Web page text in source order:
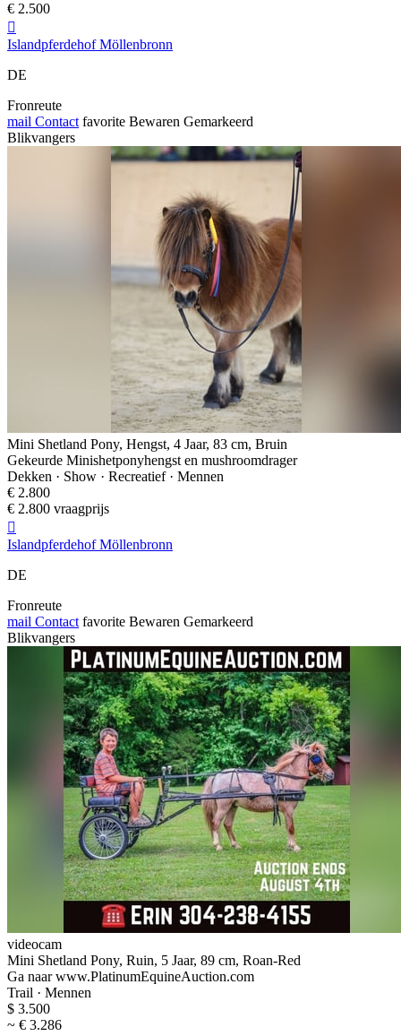
€ 2.500

Islandpferdehof Möllenbronn
DE
Fronreute
mail Contact favorite Bewaren Gemarkeerd
Blikvangers
Mini Shetland Pony, Hengst, 4 Jaar, 83 cm, Bruin
Gekeurde Minishetponyhengst en mushroomdrager
Dekken · Show · Recreatief · Mennen
€ 2.800
€ 2.800 vraagprijs

Islandpferdehof Möllenbronn
DE
Fronreute
mail Contact favorite Bewaren Gemarkeerd
Blikvangers
videocam
Mini Shetland Pony, Ruin, 5 Jaar, 89 cm, Roan-Red
Ga naar www.PlatinumEquineAuction.com
Trail · Mennen
$ 3.500
~ € 3.286